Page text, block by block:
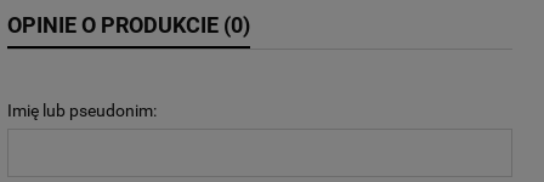
OPINIE O PRODUKCIE (0)
Imię lub pseudonim: